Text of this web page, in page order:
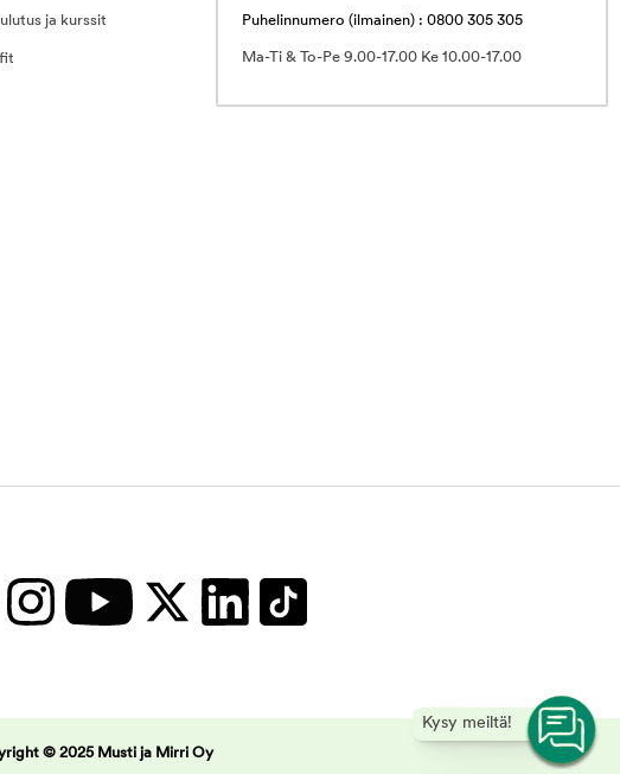
Kysy meiltä!
ja kurssit Puhelinnumero (ilmainen) : 0800 305 305
Ma-Ti & To-Pe 9.00-17.00 Ke 10.00-17.00
© 2025 Musti ja Mirri Oy